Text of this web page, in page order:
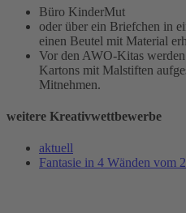
Büro KinderMut
oder über ein Briefchen in
einen Beutel mit Material
Vor den AWO-Kitas
Kartons mit Malstiften
Mitnehmen.
weitere Kreativwettbewerbe
aktuell
Fantasie in 4 Wänden vom